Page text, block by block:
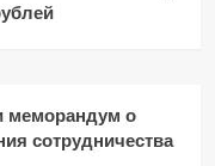
меморандум о
сотрудничества